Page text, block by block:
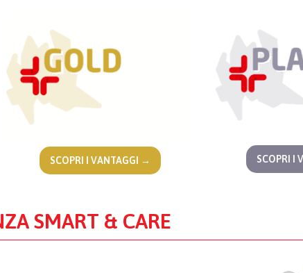
SCOPRI I VANTAGGI → SCOPRI I
SMART & CARE